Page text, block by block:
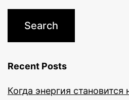
Recent Posts
Когда энергия становится